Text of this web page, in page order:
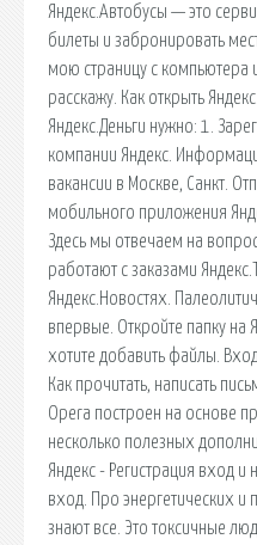
Яндекс.Автобусы — это
билеты и забронировать
мою страницу с компьютера
расскажу. Как открыть
Яндекс.Деньги нужно: 1.
компании Яндекс.
вакансии в Москве, Санкт.
мобильного приложения
Здесь мы отвечаем на
работают с заказами
Яндекс.Новостях.
впервые. Откройте папку на
хотите добавить файлы.
Как прочитать, написать
Opera построен на основе
несколько полезных
Яндекс - Регистрация вход и
вход. Про энергетических и
знают все. Это токсичные